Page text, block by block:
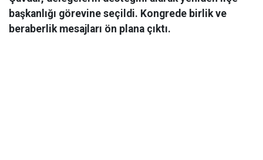
başkanlığı görevine seçildi. Kongrede birlik ve
beraberlik mesajları ön plana çıktı.